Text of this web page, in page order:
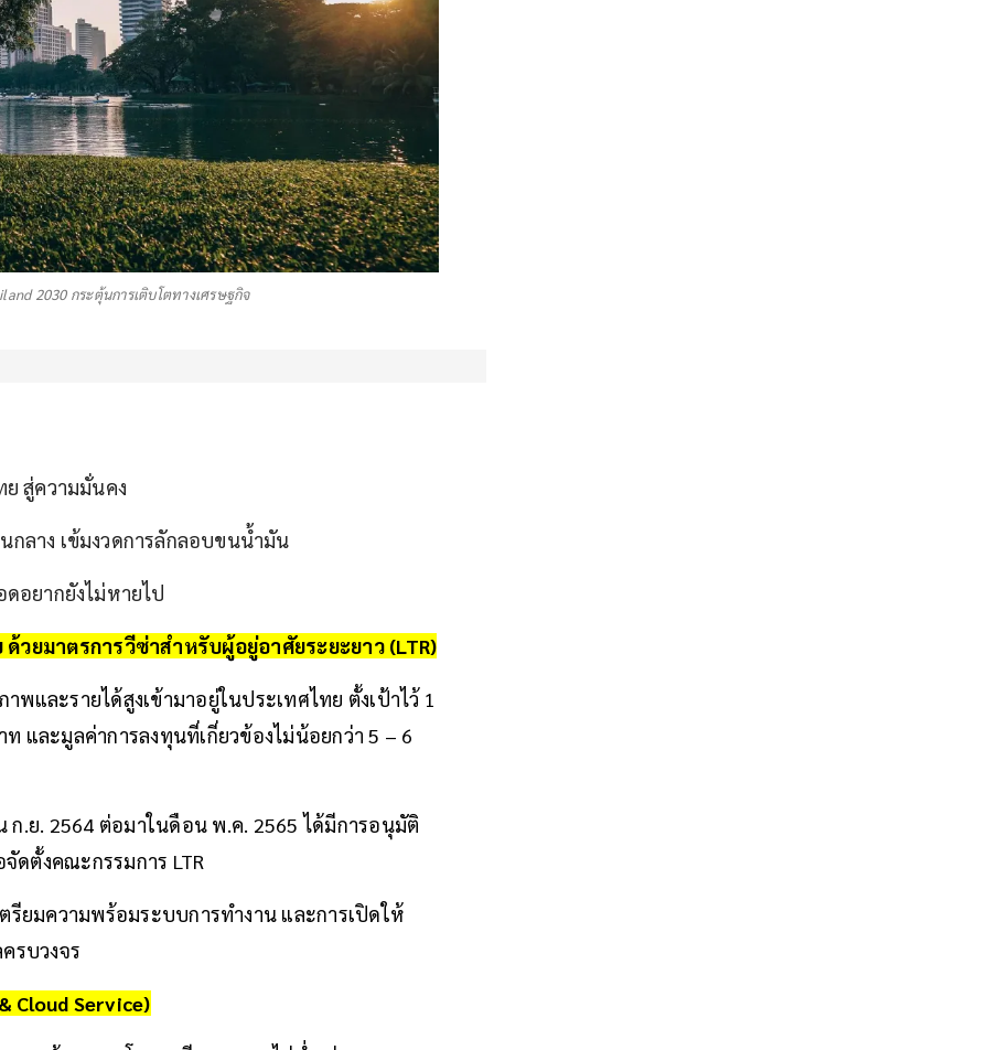
2030 กระตุ้นการเติบโตทางเศรษฐกิจ
สู่ความมั่นคง
กลาง เข้มงวดการลักลอบขนน้ำมัน
อยากยังไม่หายไป
วยมาตรการวีซ่าสำหรับผู้อยู่อาศัยระยะยาว (LTR)
และรายได้สูงเข้ามาอยู่ในประเทศไทย ตั้งเป้าไว้ 1
และมูลค่าการลงทุนที่เกี่ยวข้องไม่น้อยกว่า 5 – 6
.ย. 2564 ต่อมาในดือน พ.ค. 2565 ได้มีการอนุมัติ
ดตั้งคณะกรรมการ LTR
ยมความพร้อมระบบการทำงาน และการเปิดให้
รบวงจร
Cloud Service)